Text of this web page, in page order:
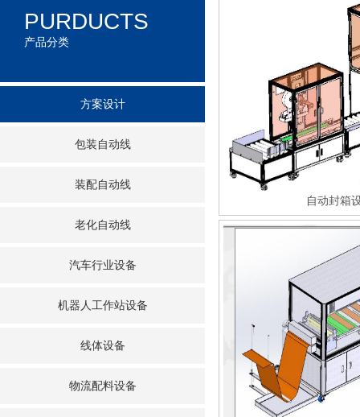
自动封箱
PURDUCTS
产品分类
方案设计
包装自动线
装配自动线
老化自动线
汽车行业设备
机器人工作站设备
线体设备
物流配料设备